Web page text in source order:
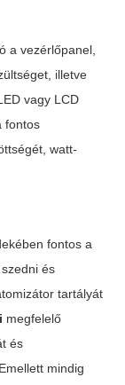
a vezérlőpanel,
illetve
vagy LCD
fontos
watt-
fontos a
és
tartályát
megfelelő
és
mindig